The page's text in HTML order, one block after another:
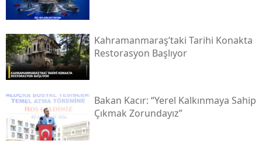
Kahramanmaraş’taki Tarihi Konakta
Restorasyon Başlıyor
Bakan Kacır: “yerel Kalkınmaya Sahip
Çıkmak Zorundayız”